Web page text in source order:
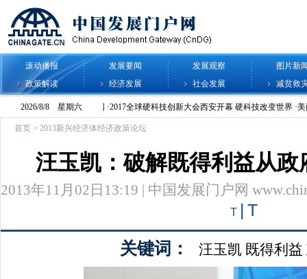
滚动播报 发展要闻 发展观察
图片新
政策解读
经济发展 社会发展 减贫救
首页 > 2013新兴经济体经济政策论坛
汪玉凯：破解既得利益从政
2013年11月02日13:19 | 中国发展门户网
T T
关键词： 汪玉凯 既得利益